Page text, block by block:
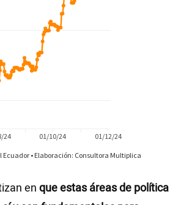
enque estas áreas de política